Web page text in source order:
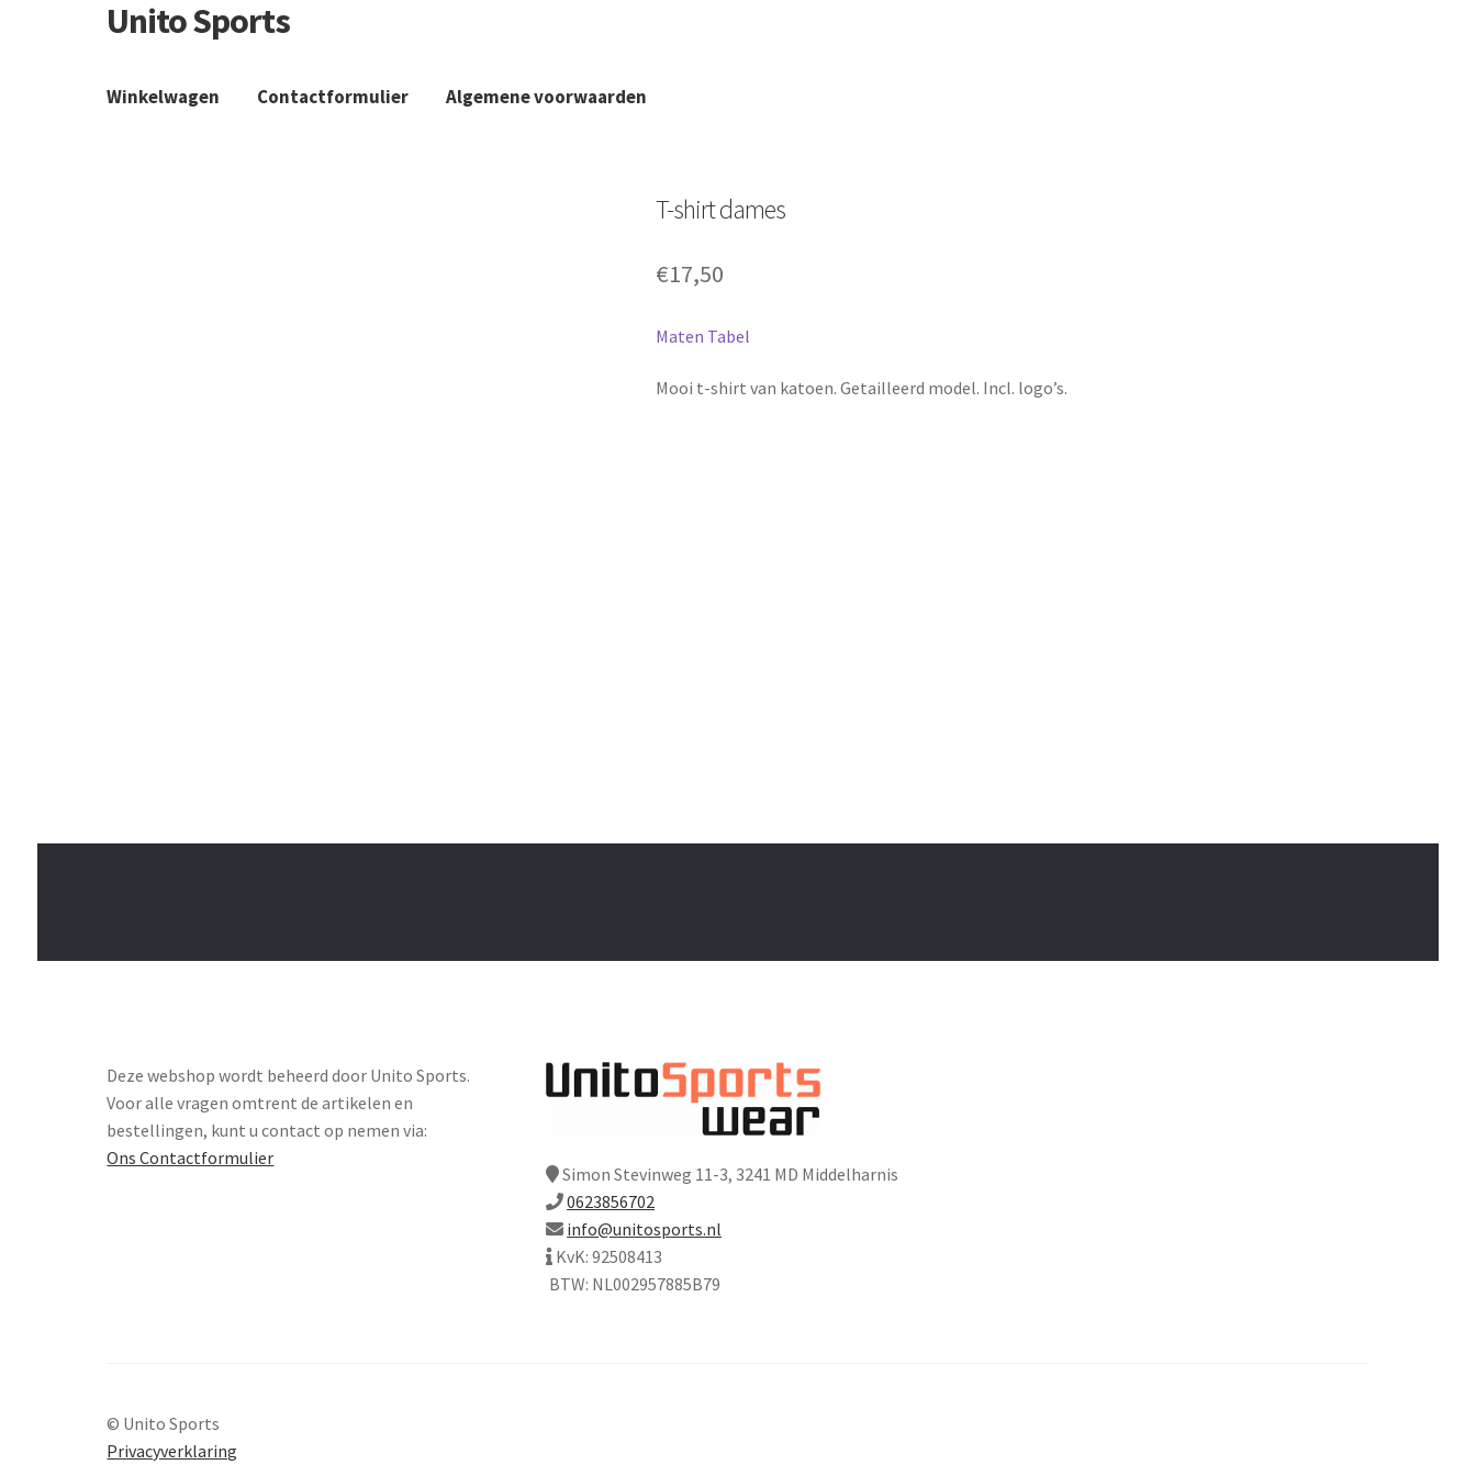
Unito Sports
Winkelwagen Contactformulier Algemene voorwaarden
T-shirt dames
€17,50
Maten Tabel
Mooi t-shirt van katoen. Getailleerd model. Incl. logo’s.
Deze webshop wordt beheerd door Unito Sports.
Voor alle vragen omtrent de artikelen en
bestellingen, kunt u contact op nemen via:
Ons Contactformulier
Simon Stevinweg 11-3, 3241 MD Middelharnis
0623856702
info@unitosports.nl
KvK: 92508413
BTW: NL002957885B79
© Unito Sports
Privacyverklaring